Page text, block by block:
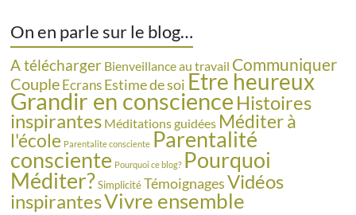
On en parle sur le blog…
A télécharger Bienveillance au travail Communiquer
CoupleEcransEstime de soi Etre heureux
Grandir en conscience Histoires
inspirantes Méditations guidées Méditer à
l'école Parentalite consciente Parentalité
consciente Pourquoi ce blog? Pourquoi
Méditer? Simplicité Témoignages Vidéos
inspirantesVivre ensemble